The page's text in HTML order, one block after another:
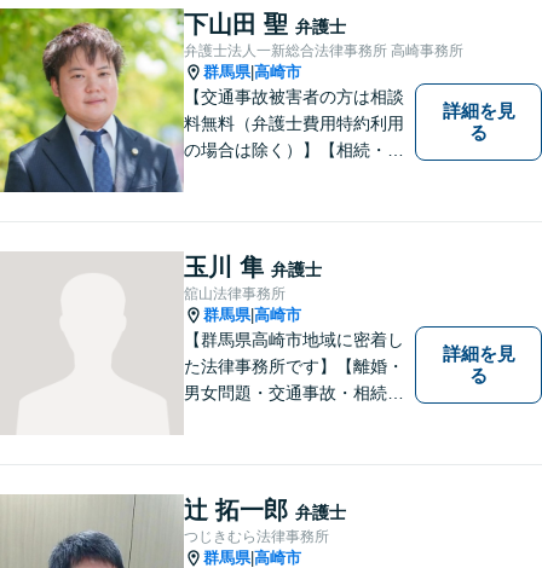
下山田 聖 弁護士
弁護士法人一新総合法律事務所 高崎事務所
群馬県|高崎市
【交通事故被害者の方は相談
料無料（弁護士費用特約利用
の場合は除く）】【相続・債
以上の弁護士が所属／チーム
で連携し、問題解決に向けて
取り組みます。おひとりで悩
まずに、お気軽にお問い合わ
せください。
詳細を見
る
玉川 隼 弁護士
舘山法律事務所
群馬県|高崎市
【群馬県高崎市地域に密着し
た法律事務所です】【離婚・
男女問題・交通事故・相続問
みを抱えていらっしゃる皆様
に、何とか笑顔を取り戻して
いただきたいというのをモッ
トーにしております。
詳細を見
る
辻 拓一郎 弁護士
つじきむら法律事務所
群馬県|高崎市